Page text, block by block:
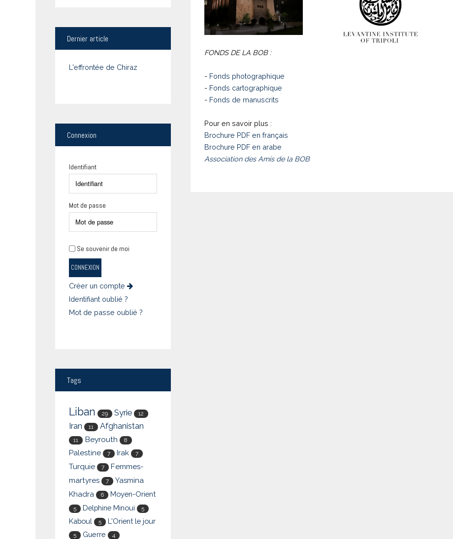
FONDS DE LA BOB :
- Fonds photographique
- Fonds cartographique
- Fonds de manuscrits
Pour en savoir plus :
Brochure PDF en français
Brochure PDF en arabe
Association des Amis de la BOB
Dernier article
L'effrontée de Chiraz
Connexion
Identifiant
Mot de passe
Se souvenir de moi
CONNEXION
Créer un compte
Identifiant oublié ?
Mot de passe oublié ?
Tags
Liban 29 Syrie 12
Iran 11 Afghanistan
11 Beyrouth 8
Palestine 7 Irak 7
Turquie 7
Femmes-
martyres
7
Yasmina
Khadra
6 Moyen-Orient
5 Delphine Minoui 5
Kaboul 5 L'Orient le jour
5 Guerre 4